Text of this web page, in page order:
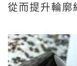
從而提升輪廓